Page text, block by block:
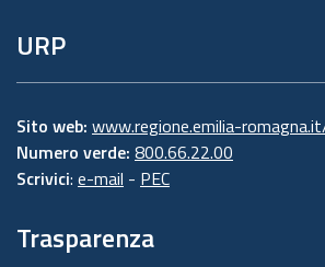
URP
Sito web: www.regione.emilia-
Numero verde: 800.66.22.00
Scrivici: e-mail - PEC
Trasparenza